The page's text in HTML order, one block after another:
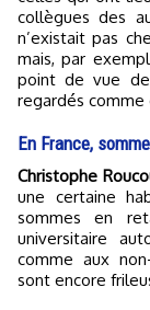
collègues des
n’existait pas
mais, par
point de vue
regardés comme
En France,
Christophe
une certaine
sommes en
universitaire
comme aux
sont encore